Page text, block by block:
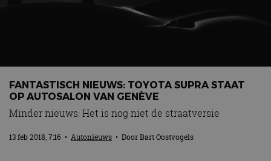
MotorRAI.nl
FANTASTISCH NIEUWS: TOYOTA SUPRA STAAT
OP AUTOSALON VAN GENÈVE
Minder nieuws: Het is nog niet de straatversie
13 feb 2018, 7:16 • Autonieuws • DoorBart Oostvogels